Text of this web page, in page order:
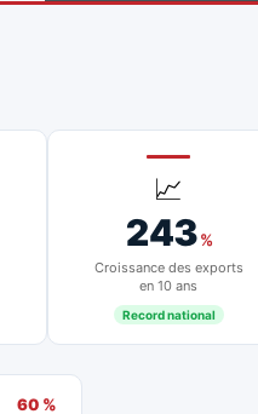
📈
243%
Croissance des exports
en 10 ans
Record national
60 %